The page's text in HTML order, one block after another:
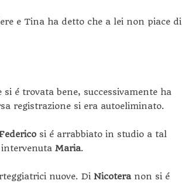
e Tina ha detto che a lei non piace di
si é trovata bene, successivamente ha
registrazione si era autoeliminato.
si é arrabbiato in studio a tal
Maria.
nuove. Di Nicoteranon si é